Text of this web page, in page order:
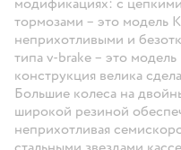
тормозами – это модель
неприхотливыми и
типа v-brake – это
конструкция велика
Большие колеса на
широкой резиной
неприхотливая